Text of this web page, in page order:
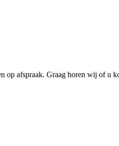
op afspraak. Graag horen wij of u